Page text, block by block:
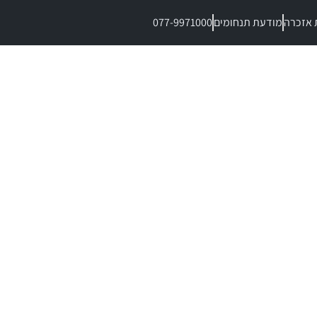
אזכרהמודעת תנחומים077-9971000